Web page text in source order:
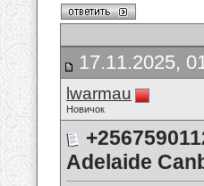
17.11.2025,
lwarmau
Новичок
Adelaide